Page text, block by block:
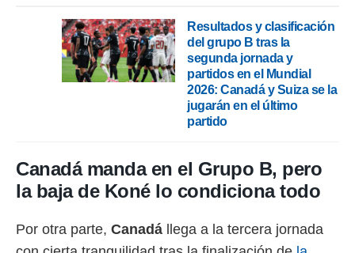
Resultados y clasificación
del grupo B tras la
segunda jornada y
partidos en el Mundial
2026: Canadá y Suiza se la
jugarán en el último
partido
Canadá manda en el Grupo B, pero
la baja de Koné lo condiciona todo
Por otra parte, Canadá
llega a la tercera jornada